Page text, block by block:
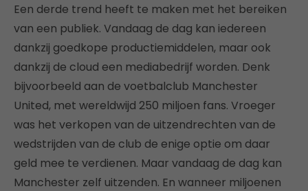
Een derde trend heeft te maken met het bereiken
van een publiek. Vandaag de dag kan iedereen
dankzij goedkope productiemiddelen, maar ook
dankzij de cloud een mediabedrijf worden. Denk
bijvoorbeeld aan de voetbalclub Manchester
United, met wereldwijd 250 miljoen fans. Vroeger
was het verkopen van de uitzendrechten van de
wedstrijden van de club de enige optie om daar
geld mee te verdienen. Maar vandaag de dag kan
Manchester zelf uitzenden. En wanneer miljoenen